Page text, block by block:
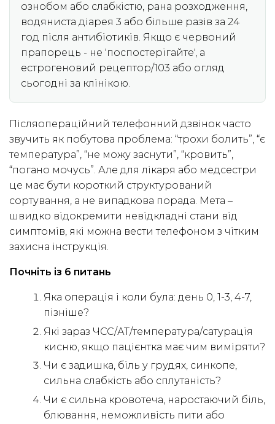
ознобом або слабкістю, рана розходження,
водяниста діарея 3 або більше разів за 24
год після антибіотиків. Якщо є червоний
прапорець - не 'поспостерігайте', а
естрогеновий рецептор/103 або огляд
сьогодні за клінікою.
Післяопераційний телефонний дзвінок часто
звучить як побутова проблема: “трохи болить”, “є
температура”, “не можу заснути”, “кровить”,
“погано мочусь”. Але для лікаря або медсестри
це має бути короткий структурований
сортування, а не випадкова порада. Мета –
швидко відокремити невідкладні стани від
симптомів, які можна вести телефоном з чітким
захисна інструкція.
Почніть із 6 питань
Яка операція і коли була: день 0, 1-3, 4-7,
пізніше?
Які зараз ЧСС/АТ/температура/сатурація
кисню, якщо пацієнтка має чим виміряти?
Чи є задишка, біль у грудях, синкопе,
сильна слабкість або сплутаність?
Чи є сильна кровотеча, наростаючий біль,
блювання, неможливість пити або